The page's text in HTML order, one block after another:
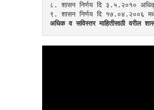
८. शासन निर्णय दि ३.५.२०१०
९. शासन निर्णय दि १७.०४.२००६
अधिक व सविस्तर माहितीसाठी वरील